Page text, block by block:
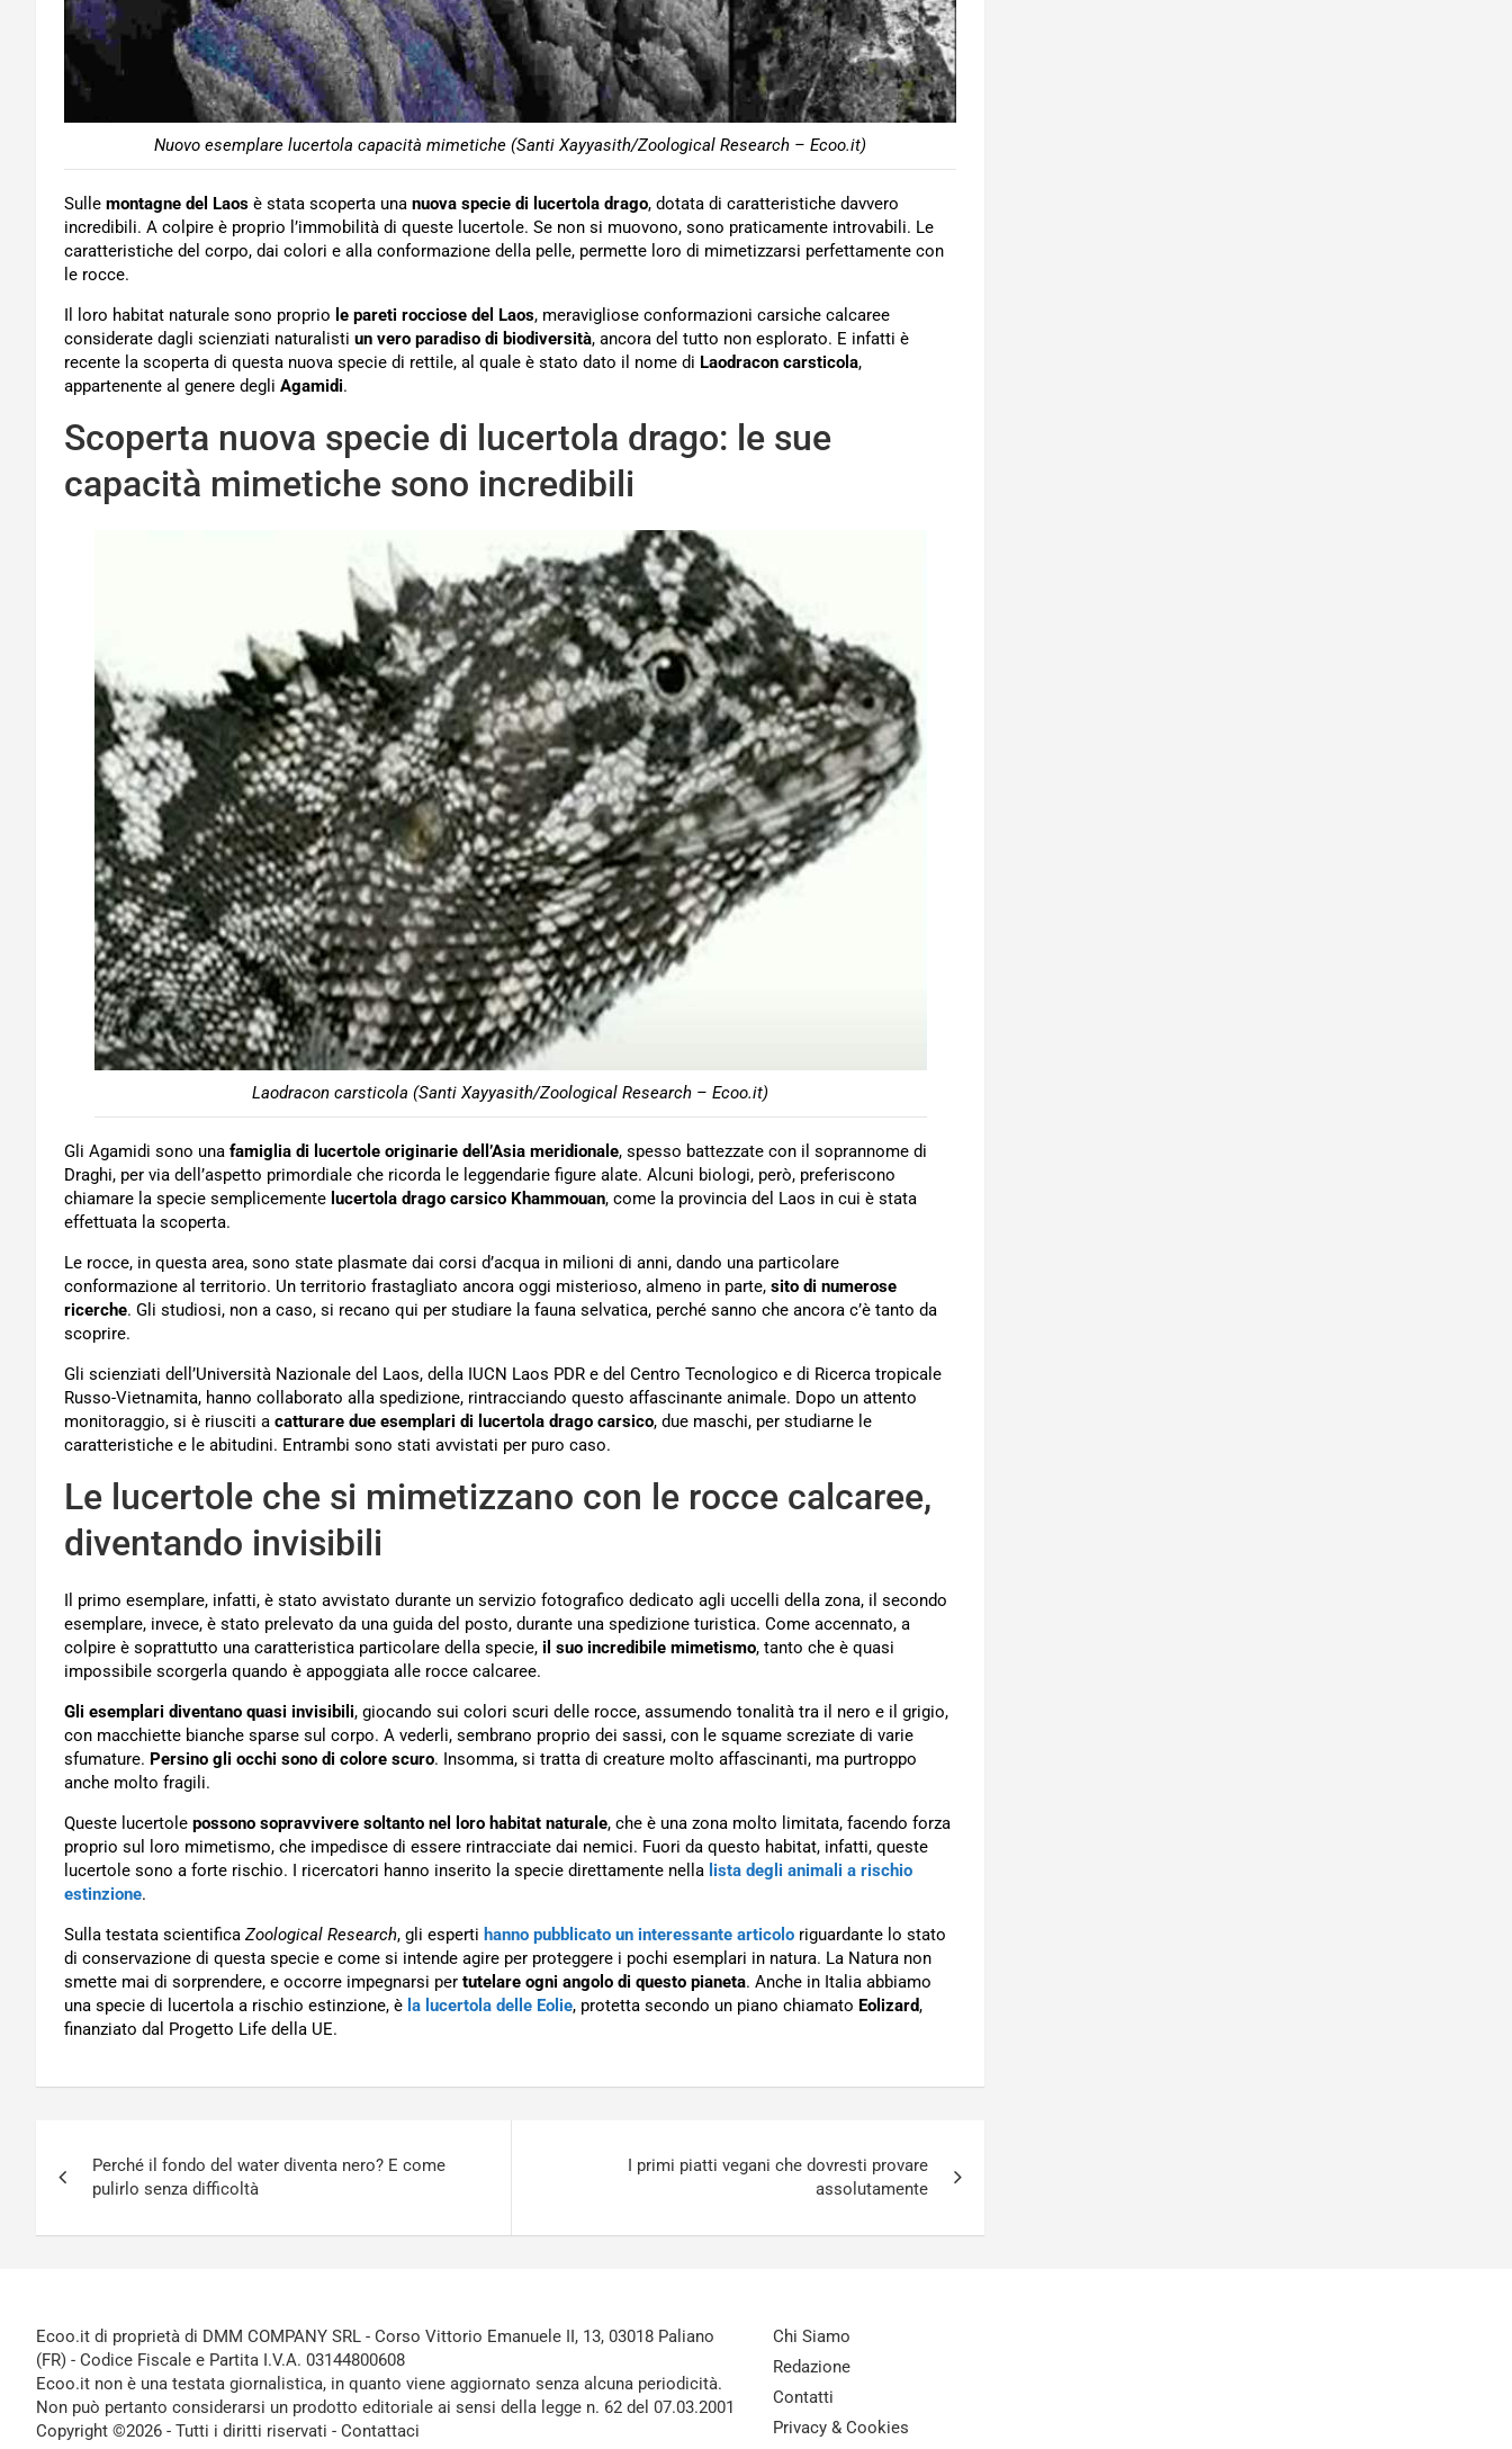
Nuovo esemplare lucertola capacità mimetiche (Santi Xayyasith/Zoological Research – Ecoo.it)
Sulle montagne del Laos è stata scoperta una nuova specie di lucertola drago, dotata di caratteristiche davvero
incredibili. A colpire è proprio l’immobilità di queste lucertole. Se non si muovono, sono praticamente introvabili. Le
caratteristiche del corpo, dai colori e alla conformazione della pelle, permette loro di mimetizzarsi perfettamente con
le rocce.
Il loro habitat naturale sono proprio le pareti rocciose del Laos, meravigliose conformazioni carsiche calcaree
considerate dagli scienziati naturalisti un vero paradiso di biodiversità, ancora del tutto non esplorato. E infatti è
recente la scoperta di questa nuova specie di rettile, al quale è stato dato il nome di Laodracon carsticola,
appartenente al genere degli Agamidi.
Scoperta nuova specie di lucertola drago: le sue
capacità mimetiche sono incredibili
Laodracon carsticola (Santi Xayyasith/Zoological Research – Ecoo.it)
Gli Agamidi sono una famiglia di lucertole originarie dell’Asia meridionale, spesso battezzate con il soprannome di
Draghi, per via dell’aspetto primordiale che ricorda le leggendarie figure alate. Alcuni biologi, però, preferiscono
chiamare la specie semplicemente lucertola drago carsico Khammouan, come la provincia del Laos in cui è stata
effettuata la scoperta.
Le rocce, in questa area, sono state plasmate dai corsi d’acqua in milioni di anni, dando una particolare
conformazione al territorio. Un territorio frastagliato ancora oggi misterioso, almeno in parte, sito di numerose
ricerche. Gli studiosi, non a caso, si recano qui per studiare la fauna selvatica, perché sanno che ancora c’è tanto da
scoprire.
Gli scienziati dell’Università Nazionale del Laos, della IUCN Laos PDR e del Centro Tecnologico e di Ricerca tropicale
Russo-Vietnamita, hanno collaborato alla spedizione, rintracciando questo affascinante animale. Dopo un attento
monitoraggio, si è riusciti a catturare due esemplari di lucertola drago carsico, due maschi, per studiarne le
caratteristiche e le abitudini. Entrambi sono stati avvistati per puro caso.
Le lucertole che si mimetizzano con le rocce calcaree,
diventando invisibili
Il primo esemplare, infatti, è stato avvistato durante un servizio fotografico dedicato agli uccelli della zona, il secondo
esemplare, invece, è stato prelevato da una guida del posto, durante una spedizione turistica. Come accennato, a
colpire è soprattutto una caratteristica particolare della specie, il suo incredibile mimetismo, tanto che è quasi
impossibile scorgerla quando è appoggiata alle rocce calcaree.
Gli esemplari diventano quasi invisibili, giocando sui colori scuri delle rocce, assumendo tonalità tra il nero e il grigio,
con macchiette bianche sparse sul corpo. A vederli, sembrano proprio dei sassi, con le squame screziate di varie
sfumature. Persino gli occhi sono di colore scuro. Insomma, si tratta di creature molto affascinanti, ma purtroppo
anche molto fragili.
Queste lucertole possono sopravvivere soltanto nel loro habitat naturale, che è una zona molto limitata, facendo forza
proprio sul loro mimetismo, che impedisce di essere rintracciate dai nemici. Fuori da questo habitat, infatti, queste
lucertole sono a forte rischio. I ricercatori hanno inserito la specie direttamente nella lista degli animali a rischio
estinzione.
Sulla testata scientifica Zoological Research, gli esperti hanno pubblicato un interessante articolo riguardante lo stato
di conservazione di questa specie e come si intende agire per proteggere i pochi esemplari in natura. La Natura non
smette mai di sorprendere, e occorre impegnarsi per tutelare ogni angolo di questo pianeta. Anche in Italia abbiamo
una specie di lucertola a rischio estinzione, è la lucertola delle Eolie, protetta secondo un piano chiamato Eolizard,
finanziato dal Progetto Life della UE.
articoli
Perché il fondo del water diventa nero? E come
pulirlo senza difficoltà
I primi piatti vegani che dovresti provare
assolutamente
Ecoo.it di proprietà di DMM COMPANY SRL - Corso Vittorio Emanuele II, 13, 03018 Paliano
(FR) - Codice Fiscale e Partita I.V.A. 03144800608
Ecoo.it non è una testata giornalistica, in quanto viene aggiornato senza alcuna periodicità.
Non può pertanto considerarsi un prodotto editoriale ai sensi della legge n. 62 del 07.03.2001
Copyright ©2026 - Tutti i diritti riservati - Contattaci
Chi Siamo
Redazione
Contatti
Privacy & Cookies